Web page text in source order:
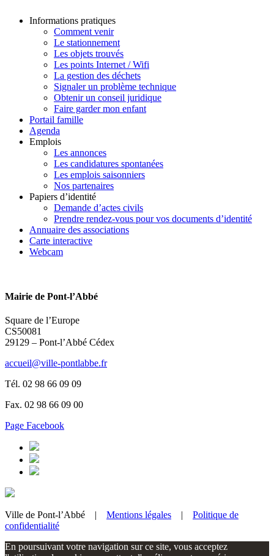
Informations pratiques
Comment venir
Le stationnement
Les objets trouvés
Les points Internet / Wifi
La gestion des déchets
Signaler un problème technique
Obtenir un conseil juridique
Faire garder mon enfant
Portail famille
Agenda
Emplois
Les annonces
Les candidatures spontanées
Les emplois saisonniers
Nos partenaires
Papiers d’identité
Demande d’actes civils
Prendre rendez-vous pour vos documents d’identité
Annuaire des associations
Carte interactive
Webcam
Mairie de Pont-l’Abbé
Square de l’Europe
CS50081
29129 – Pont-l’Abbé Cédex
accueil@ville-pontlabbe.fr
Tél. 02 98 66 09 09
Fax. 02 98 66 09 00
Page Facebook
Ville de Pont-l’Abbé | Mentions légales
Politique de
confidentialité
En poursuivant votre navigation sur ce site, vous acceptez